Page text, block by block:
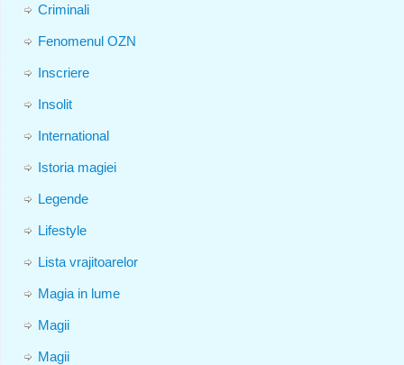
Criminali
Fenomenul OZN
Inscriere
Insolit
International
Istoria magiei
Legende
Lifestyle
Lista vrajitoarelor
Magia in lume
Magii
Magii